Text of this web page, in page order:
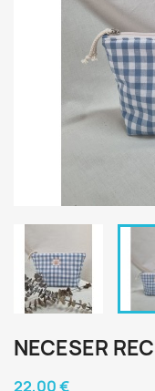
NECESER
22,00 €